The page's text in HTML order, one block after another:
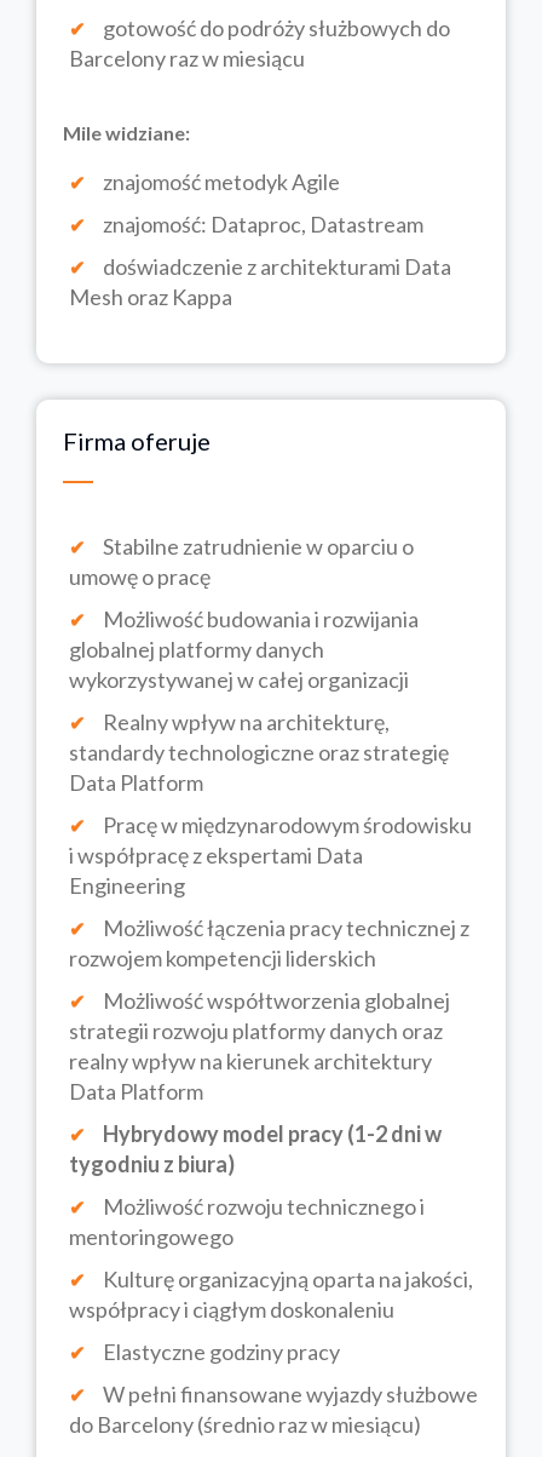
gotowość do podróży służbowych do
Barcelony raz w miesiącu
Mile widziane:
znajomość metodyk Agile
znajomość: Dataproc, Datastream
doświadczenie z architekturami Data
Mesh oraz Kappa
Firma oferuje
Stabilne zatrudnienie w oparciu o
umowę o pracę
Możliwość budowania i rozwijania
globalnej platformy danych
wykorzystywanej w całej organizacji
Realny wpływ na architekturę,
standardy technologiczne oraz strategię
Data Platform
Pracę w międzynarodowym środowisku
i współpracę z ekspertami Data
Engineering
Możliwość łączenia pracy technicznej z
rozwojem kompetencji liderskich
Możliwość współtworzenia globalnej
strategii rozwoju platformy danych oraz
realny wpływ na kierunek architektury
Data Platform
Hybrydowy model pracy (1-2 dni w
tygodniu z biura)
Możliwość rozwoju technicznego i
mentoringowego
Kulturę organizacyjną oparta na jakości,
współpracy i ciągłym doskonaleniu
Elastyczne godziny pracy
W pełni finansowane wyjazdy służbowe
do Barcelony (średnio raz w miesiącu)